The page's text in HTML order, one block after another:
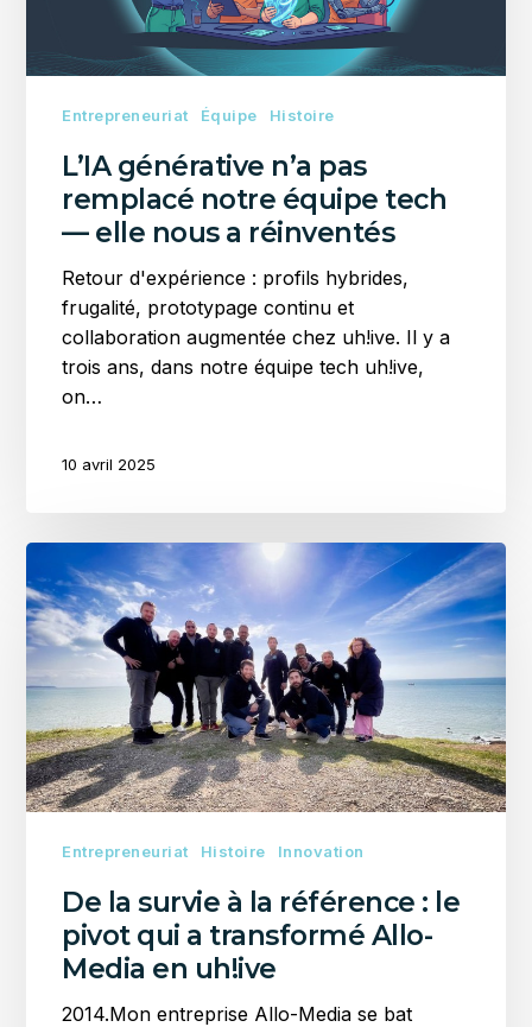
nous
réinventés
Entrepreneuriat Équipe Histoire
L’IA générative n’a pas
remplacé notre équipe tech
— elle nous a réinventés
Retour d'expérience : profils hybrides,
frugalité, prototypage continu et
collaboration augmentée chez uh!ive. Il y a
trois ans, dans notre équipe tech uh!ive,
on…
10 avril 2025
la
survie
à
référence
:
le
pivot
Allo-
Media
uh!ive
Entrepreneuriat Histoire Innovation
De la survie à la référence : le
pivot qui a transformé Allo-
Media en uh!ive
2014.Mon entreprise Allo-Media se bat